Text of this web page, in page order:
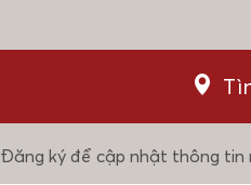
Đăng ký để cập nhật thông tin